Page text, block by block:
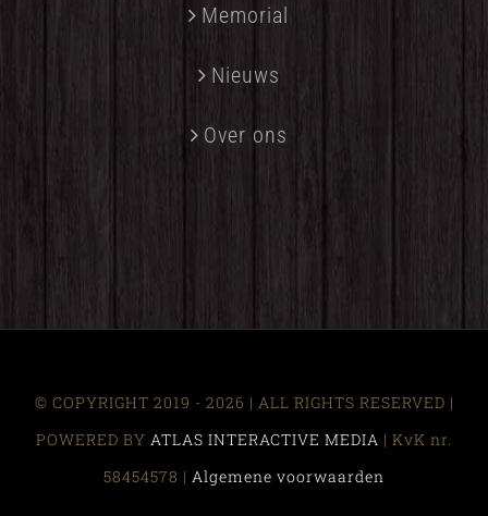
Memorial
Nieuws
Over ons
© COPYRIGHT 2019 - 2026 | ALL RIGHTS RESERVED |
POWERED BY ATLAS INTERACTIVE MEDIA | KvK nr.
58454578 | Algemene voorwaarden